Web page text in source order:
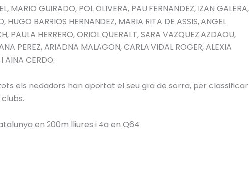
GUIRADO, POL OLIVERA, PAU FERNANDEZ, IZAN GALERA,
HUGO BARRIOS HERNANDEZ, MARIA RITA DE ASSIS, ANGEL
PAULA HERRERO, ORIOL QUERALT, SARA VAZQUEZ AZDAOU,
PEREZ, ARIADNA MALAGON, CARLA VIDAL ROGER, ALEXIA
AINA CERDO.
els nedadors han aportat el seu gra de sorra, per classificar
en 200m lliures i 4a en Q64